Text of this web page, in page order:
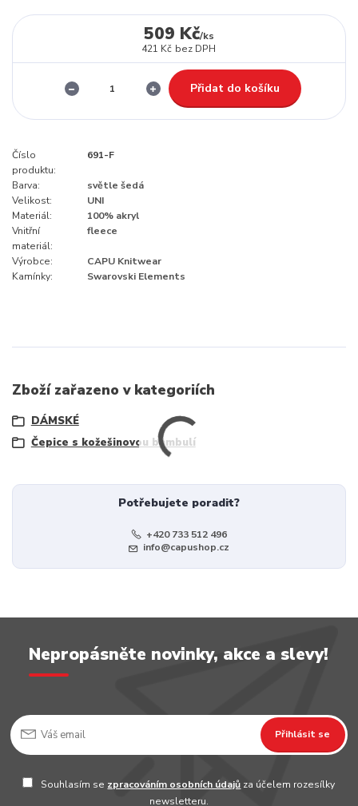
509 Kč/ks
421 Kč bez DPH
Přidat do košíku
Číslo
produktu:
691-F
Barva:
světle šedá
Velikost:
UNI
Materiál:
100% akryl
Vnitřní
materiál:
fleece
Výrobce:
CAPU Knitwear
Kamínky:
Swarovski Elements
Zboží zařazeno v kategoriích
DÁMSKÉ
Čepice s kožešinovou bambulí
Potřebujete poradit?
+420 733 512 496
info@capushop.cz
Nepropásněte novinky, akce a slevy!
Přihlásit se
Souhlasím se zpracováním osobních údajů za účelem rozesílky
newsletteru.